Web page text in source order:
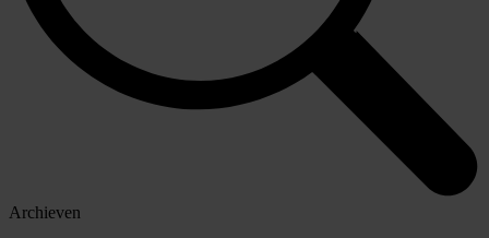
Archieven